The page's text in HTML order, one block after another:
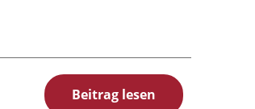
Beitrag lesen